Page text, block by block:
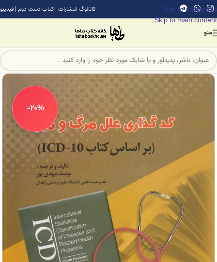
Skip to navigation
Skip to main content
کاتالوگ انتشارات | کتاب دست دوم | فیدیبو
منو
-20%